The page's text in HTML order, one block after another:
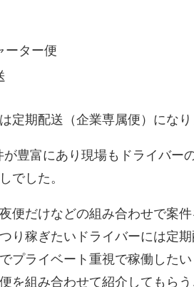
ーター便
定期配送（企業専属便）になり
豊富にあり現場もドライバー
でした。
便だけなどの組み合わせで案
り稼ぎたいドライバーには定
プライベート重視で稼働した
を組み合わせて紹介してもらう